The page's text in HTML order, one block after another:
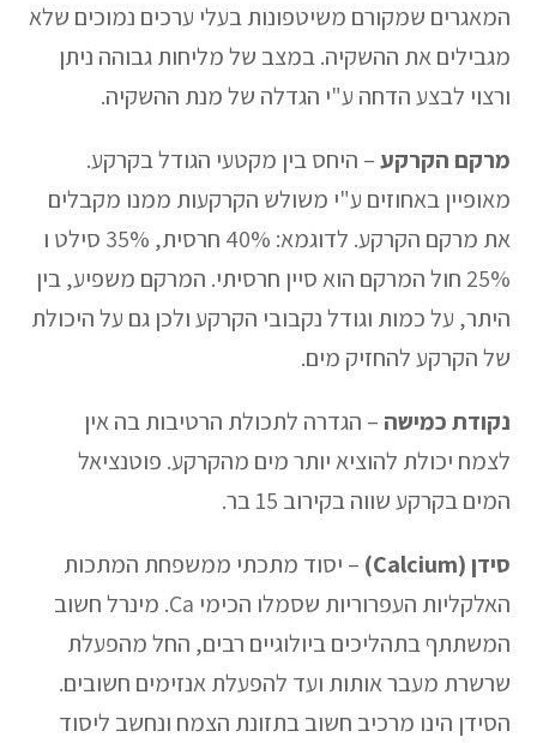
המאגרים שמקורם משיטפונות בעלי ערכים נמוכים שלא
מגבילים את ההשקיה. במצב של מליחות גבוהה ניתן
ורצוי לבצע הדחה ע"י הגדלה של מנת ההשקיה.
מרקם הקרקע– היחס בין מקטעי הגודל בקרקע.
מאופיין באחוזים ע"י משולש הקרקעות ממנו מקבלים
את מרקם הקרקע. לדוגמא: 40% חרסית, 35% סילט ו
25% חול המרקם הוא סיין חרסיתי. המרקם משפיע, בין
היתר, על כמות וגודל נקבובי הקרקע ולכן גם על היכולת
של הקרקע להחזיק מים.
נקודת כמישה – הגדרה לתכולת הרטיבות בה אין
לצמח יכולת להוציא יותר מים מהקרקע. פוטנציאל
המים בקרקע שווה בקירוב 15 בר.
סידן (Calcium)
– יסוד מתכתי ממשפחת המתכות
האלקליות העפרוריות שסמלו הכימי Ca. מינרל חשוב
המשתתף בתהליכים ביולוגיים רבים, החל מהפעלת
שרשרת מעבר אותות ועד להפעלת אנזימים חשובים.
הסידן הינו מרכיב חשוב בתזונת הצמח ונחשב ליסוד